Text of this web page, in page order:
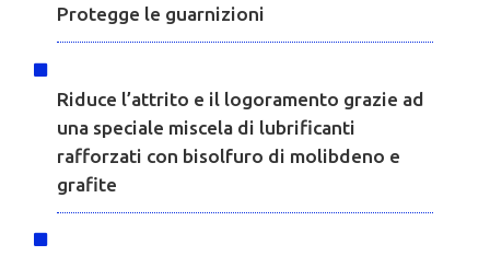
Protegge le guarnizioni
Riduce l’attrito e il logoramento grazie ad
una speciale miscela di lubrificanti
rafforzati con bisolfuro di molibdeno e
grafite